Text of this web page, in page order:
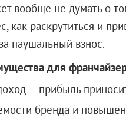
вообще не думать о
как раскрутиться и
паушальный взнос.
для
— прибыль
бренда и